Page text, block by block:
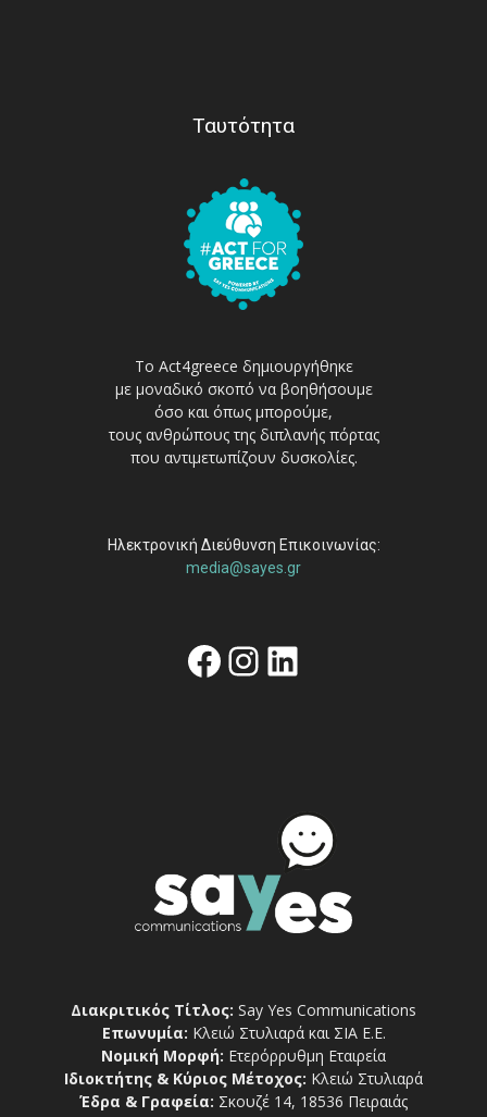
Ταυτότητα
Το Act4greece δημιουργήθηκε
με μοναδικό σκοπό να βοηθήσουμε
όσο και όπως μπορούμε,
τους ανθρώπους της διπλανής πόρτας
που αντιμετωπίζουν δυσκολίες.
Ηλεκτρονική Διεύθυνση Επικοινωνίας:
media@sayes.gr
Facebook
Instagram
Linkedin
Διακριτικός Τίτλος: Say Yes Communications
Επωνυμία: Κλειώ Στυλιαρά και ΣΙΑ Ε.Ε.
Νομική Μορφή: Ετερόρρυθμη Εταιρεία
Ιδιοκτήτης & Κύριος Μέτοχος: Κλειώ Στυλιαρά
Έδρα & Γραφεία: Σκουζέ 14, 18536 Πειραιάς